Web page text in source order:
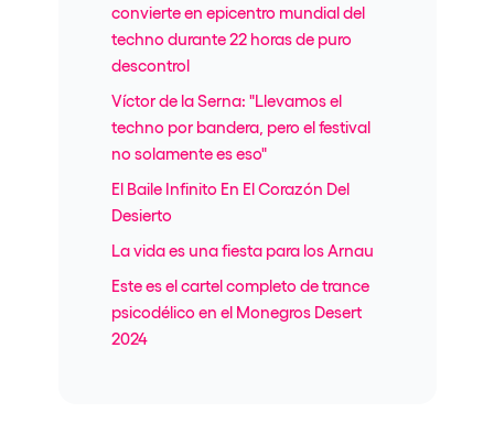
convierte en epicentro mundial del
techno durante 22 horas de puro
descontrol
Víctor de la Serna: "Llevamos el
techno por bandera, pero el festival
no solamente es eso"
El Baile Infinito En El Corazón Del
Desierto
La vida es una fiesta para los Arnau
Este es el cartel completo de trance
psicodélico en el Monegros Desert
2024